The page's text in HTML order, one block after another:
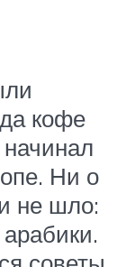
кофе
Ни о
не шло: